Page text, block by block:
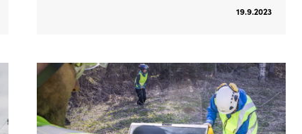
19.9.2023